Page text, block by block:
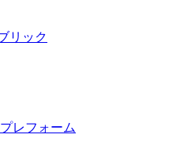
リック
レフォーム